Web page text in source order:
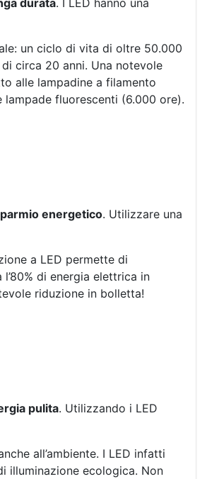
durata. I LED hanno una
un ciclo di vita di oltre 50.000
circa 20 anni. Una notevole
alle lampadine a filamento
lampade fluorescenti (6.000 ore).
energetico. Utilizzare una
a LED permette di
di energia elettrica in
riduzione in bolletta!
pulita. Utilizzando i LED
all’ambiente. I LED infatti
illuminazione ecologica. Non